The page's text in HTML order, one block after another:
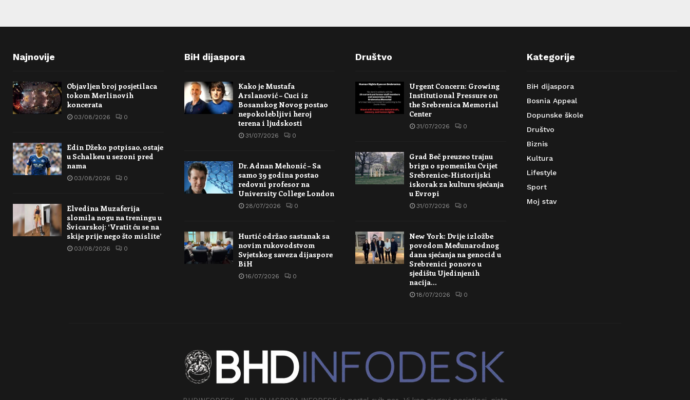
Najnovije
Objavljen broj posjetilaca
tokom Merlinovih
koncerata
03/08/2026 0
Edin Džeko potpisao, ostaje
u Schalkeu u sezoni pred
nama
03/08/2026 0
Elvedina Muzaferija
slomila nogu na treningu u
Švicarskoj: ‘Vratit ću se na
skije prije nego što mislite’
03/08/2026 0
BiH dijaspora
Kako je Mustafa
Arslanović – Cuci iz
Bosanskog Novog postao
nepokolebljivi heroj
terena i ljudskosti
31/07/2026 0
Dr. Adnan Mehonić – Sa
samo 39 godina postao
redovni profesor na
University College London
28/07/2026 0
Hurtić održao sastanak sa
novim rukovodstvom
Svjetskog saveza dijaspore
BiH
16/07/2026 0
Društvo
Urgent Concern: Growing
Institutional Pressure on
the Srebrenica Memorial
Center
31/07/2026 0
Grad Beč preuzeo trajnu
brigu o spomeniku Cvijet
Srebrenice-Historijski
iskorak za kulturu sjećanja
u Evropi
31/07/2026 0
New York: Dvije izložbe
povodom Međunarodnog
dana sjećanja na genocid u
Srebrenici ponovo u
sjedištu Ujedinjenih
nacija…
18/07/2026 0
Kategorije
BiH dijaspora
Bosnia Appeal
Dopunske škole
Društvo
Biznis
Kultura
Lifestyle
Sport
Moj stav